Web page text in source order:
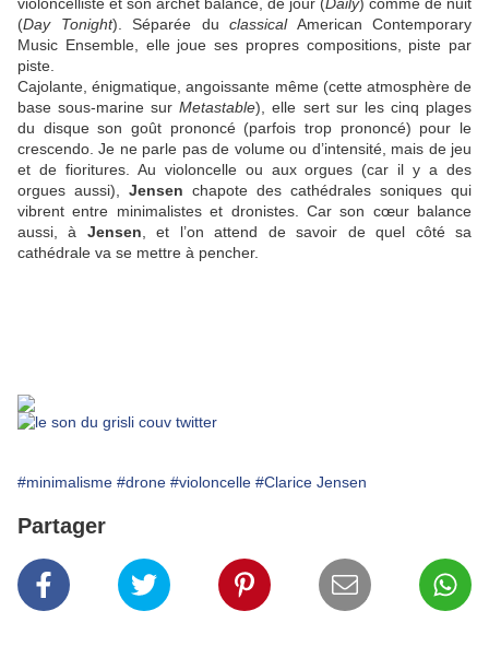
(Day Tonight). Séparée du classicalAmerican Contemporary
Music Ensemble, elle joue ses propres compositions, piste par
piste.
Cajolante, énigmatique, angoissante même (cette atmosphère de
base sous-marine surMetastable), elle sert sur les cinq plages
du disque son goût prononcé (parfois trop prononcé) pour le
crescendo. Je ne parle pas de volume ou d’intensité, mais de jeu
et de fioritures. Au violoncelle ou aux orgues (car il y a des
orgues aussi), Jensen chapote des cathédrales soniques qui
vibrent entre minimalistes et dronistes. Car son cœur balance
aussi, à Jensen , et l’on attend de savoir de quel côté sa
cathédrale va se mettre à pencher.
#minimalisme #drone #violoncelle #Clarice Jensen
Partager